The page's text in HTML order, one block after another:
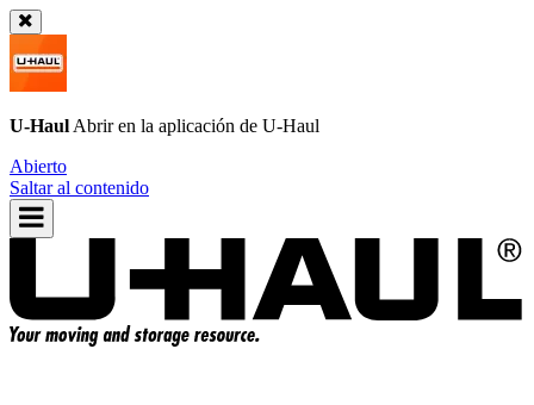
U-Haul Abrir en la aplicación de U-Haul
Abierto
Saltar al contenido